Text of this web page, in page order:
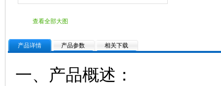
查看全部大图
产品详情 产品参数 相关下载
一、产品概述：